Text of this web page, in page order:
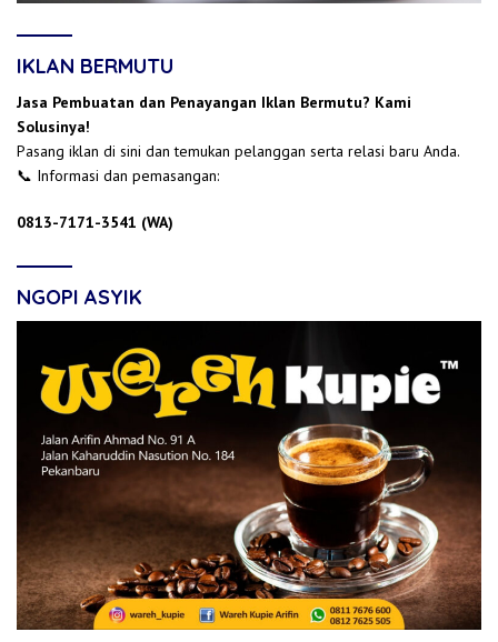
IKLAN BERMUTU
Jasa Pembuatan dan Penayangan Iklan Bermutu? Kami
Solusinya!
Pasang iklan di sini dan temukan pelanggan serta relasi baru Anda.
📞 Informasi dan pemasangan:
0813-7171-3541 (WA)
NGOPI ASYIK